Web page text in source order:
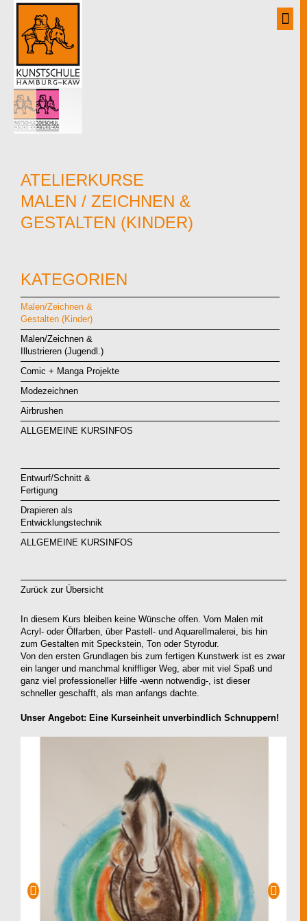
Zum
springen
ATELIERKURSE
MALEN / ZEICHNEN &
GESTALTEN (KINDER)
KATEGORIEN
Malen/Zeichnen &
Gestalten (Kinder)
Malen/Zeichnen &
Illustrieren (Jugendl.)
Comic + Manga Projekte
Modezeichnen
Airbrushen
ALLGEMEINE KURSINFOS
Entwurf/Schnitt &
Fertigung
Drapieren als
Entwicklungstechnik
ALLGEMEINE KURSINFOS
Zurück zur Übersicht
In diesem Kurs bleiben keine Wünsche offen. Vom Malen mit
Acryl- oder Ölfarben, über Pastell- und Aquarellmalerei, bis hin
zum Gestalten mit Speckstein, Ton oder Styrodur.
Von den ersten Grundlagen bis zum fertigen Kunstwerk ist es zwar
ein langer und manchmal kniffliger Weg, aber mit viel Spaß und
ganz viel professioneller Hilfe -wenn notwendig-, ist dieser
schneller geschafft, als man anfangs dachte.
Unser Angebot: Eine Kurseinheit unverbindlich Schnuppern!